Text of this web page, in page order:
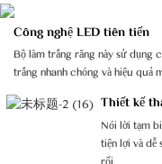
Công nghệ LED tiên tiến
Bộ làm trắng răng này sử dụng
trắng nhanh chóng và hiệu quả
Thiết kế
Nói lời tạm
tiện lợi và dễ
rối.